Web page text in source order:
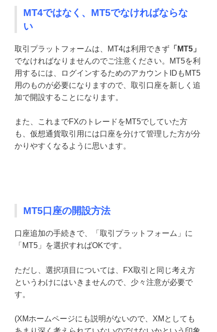
MT4ではなく、MT5でなければならな
い
取引プラットフォームは、MT4は利用できず 「MT5」
でなければなりませんのでご注意ください。MT5を利
用するには、ログインするためのアカウントIDもMT5
用のものが必要になりますので、取引口座を新しく追
加で開設することになります。
また、これまでFXのトレードをMT5でしていた方
も、仮想通貨取引用には口座を分けて管理した方が分
かりやすくなるように思います。
MT5口座の開設方法
口座追加の手続きで、「取引プラットフォーム」に
「MT5」を選択すればOKです。
ただし、選択項目については、FX取引と同じ考え方
というわけにはいきませんので、少々注意が必要で
す。
(XMホームページにも説明がないので、XMとしても